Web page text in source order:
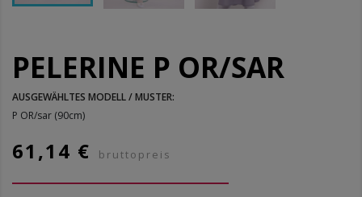
PELERINE P OR/SAR
AUSGEWÄHLTES MODELL / MUSTER:
P OR/sar (90cm)
61,14 € bruttopreis